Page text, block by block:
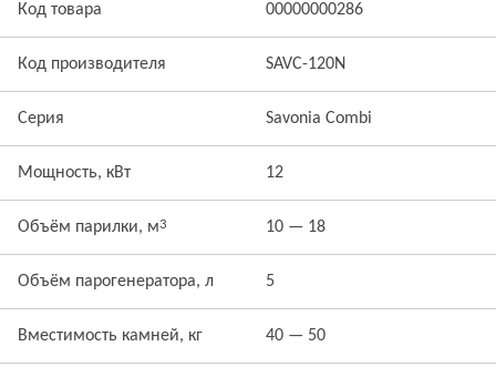
Код товара 00000000286
Код производителя SAVC-120N
Серия Savonia Combi
Мощность, кВт 12
Объём парилки, м3 10 — 18
Объём парогенератора, л 5
Вместимость камней, кг 40 — 50